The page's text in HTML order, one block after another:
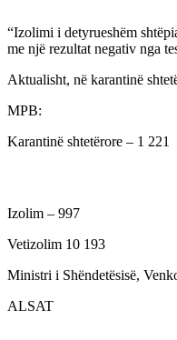
“Izolimi i detyrueshëm
me një rezultat negativ nga
Aktualisht, në karantinë
MPB:
Karantinë shtetërore – 1 221
Izolim – 997
Vetizolim 10 193
Ministri i Shëndetësisë,
ALSAT